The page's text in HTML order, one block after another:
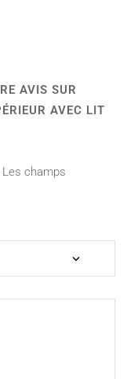
AVIS SUR
AVEC LIT
Les champs